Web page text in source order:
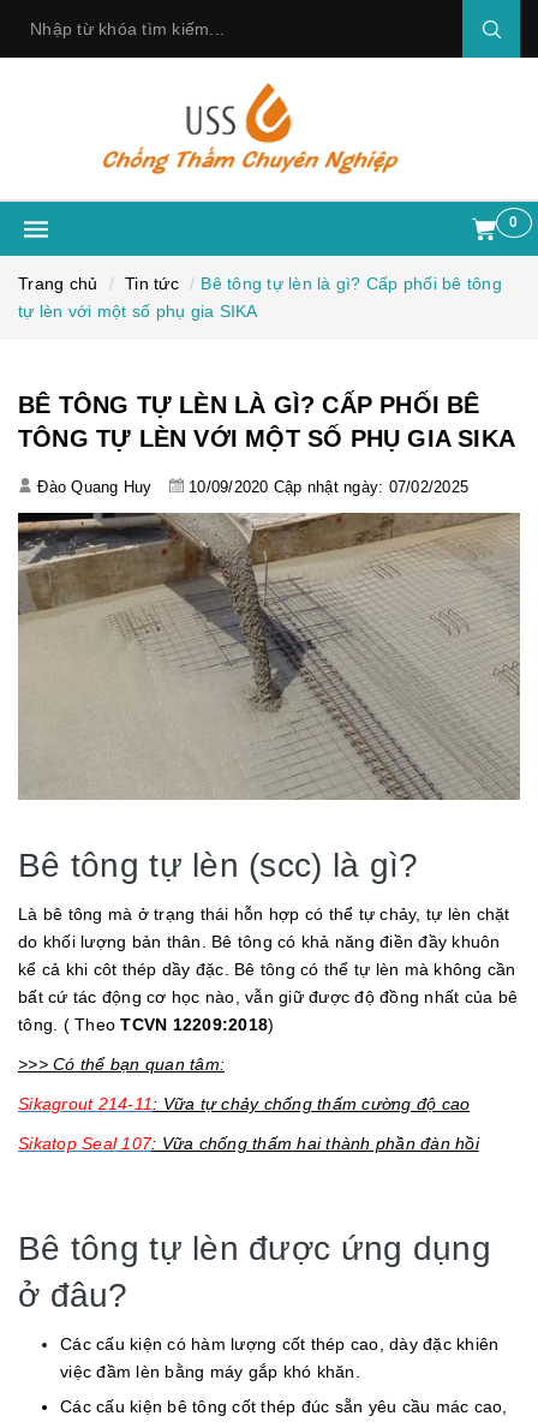
0
Trang chủ Tin tức
Bê tông tự lèn là gì? Cấp phối bê tông
tự lèn với một số phụ gia SIKA
BÊ TÔNG TỰ LÈN LÀ GÌ? CẤP PHỐI BÊ
TÔNG TỰ LÈN VỚI MỘT SỐ PHỤ GIA SIKA
Đào Quang Huy 10/09/2020 Cập nhật ngày: 07/02/2025
Bê tông tự lèn (scc) là gì?
Là bê tông mà ở trạng thái hỗn hợp có thể tự chảy, tự lèn chặt
do khối lượng bản thân. Bê tông có khả năng điền đầy khuôn
kể cả khi côt thép dầy đặc. Bê tông có thể tự lèn mà không cần
bất cứ tác động cơ học nào, vẫn giữ được độ đồng nhất của bê
tông. ( TheoTCVN 12209:2018)
>>> Có thể bạn quan tâm:
Sikagrout 214-11: Vữa tự chảy chống thấm cường độ cao
Sikatop Seal 107: Vữa chống thấm hai thành phần đàn hồi
Bê tông tự lèn được ứng dụng
ở đâu?
Các cấu kiện có hàm lượng cốt thép cao, dày đặc khiên
việc đầm lèn bằng máy gắp khó khăn.
Các cấu kiện bê tông cốt thép đúc sẵn yêu cầu mác cao,